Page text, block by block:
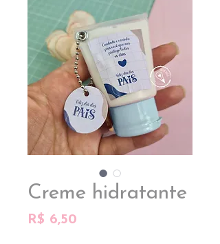
Creme hidratante
R$ 6,50